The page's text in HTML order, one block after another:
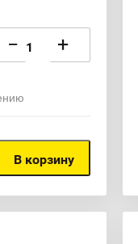
− +
В корзину